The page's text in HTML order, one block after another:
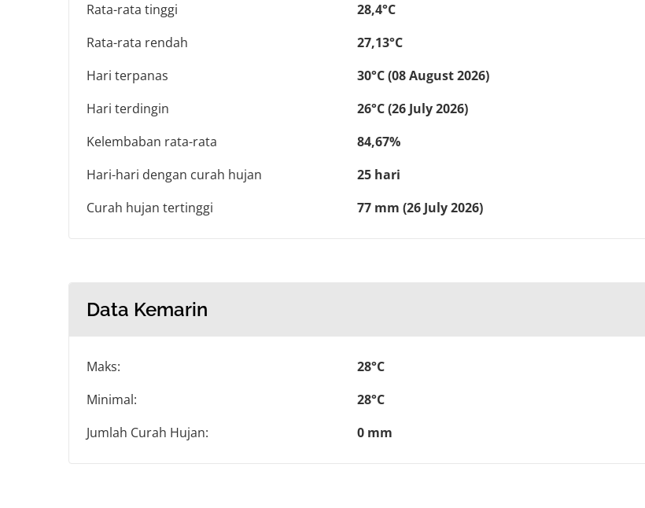
Rata-rata tinggi
28,4°C
Rata-rata rendah
27,13°C
Hari terpanas
30°C (08 August 2026)
Hari terdingin
26°C (26 July 2026)
Kelembaban rata-rata
84,67%
Hari-hari dengan curah hujan
25 hari
Curah hujan tertinggi
77 mm (26 July 2026)
Data Kemarin
Maks:
28°C
Minimal:
28°C
Jumlah Curah Hujan:
0 mm